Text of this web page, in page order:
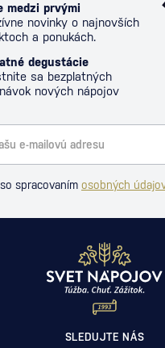
medzi prvými
novinky o najnovších
a ponukách.
degustácie
sa bezplatných
nových nápojov
spracovaním osobných
SLEDUJTE NÁS